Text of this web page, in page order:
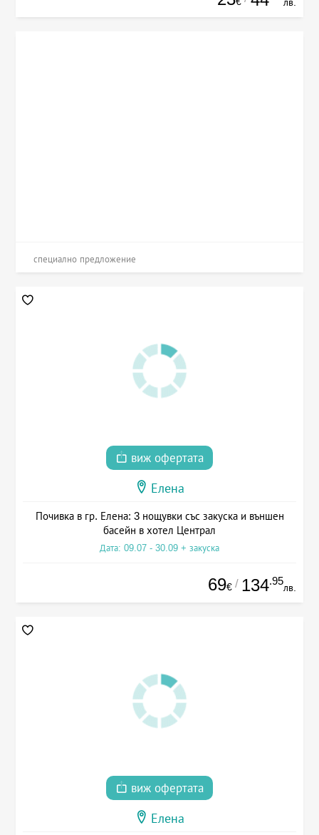
лв.
специално предложение
виж офертата
Елена
Почивка в гр. Елена: 3 нощувки със закуска и външен
басейн в хотел Централ
Дата: 09.07 - 30.09 + закуска
69€ / 134.95
лв.
виж офертата
Елена